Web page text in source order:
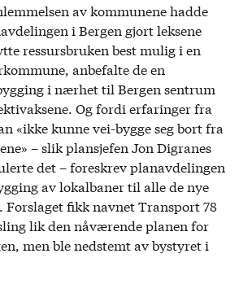
av kommunene hadde
i Bergen gjort leksene
ressursbruken best mulig i en
anbefalte de en
i nærhet til Bergen sentrum
Og fordi erfaringer fra
«ikke kunne vei-bygge seg bort fra
– slik plansjefen Jon Digranes
det – foreskrev planavdelingen
av lokalbaner til alle de nye
Forslaget fikk navnet Transport 78
lik den nåværende planen for
men ble nedstemt av bystyret i